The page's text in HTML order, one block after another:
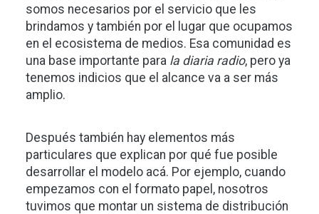
somos necesarios por el servicio que les
brindamos y también por el lugar que ocupamos
en el ecosistema de medios. Esa comunidad es
una base importante para la diaria radio, pero ya
tenemos indicios que el alcance va a ser más
amplio.
Después también hay elementos más
particulares que explican por qué fue posible
desarrollar el modelo acá. Por ejemplo, cuando
empezamos con el formato papel, nosotros
tuvimos que montar un sistema de distribución